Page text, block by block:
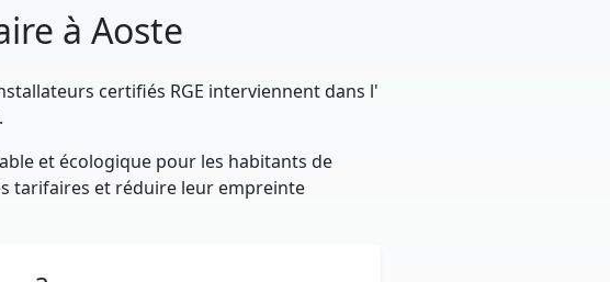
à Aoste
certifiés RGE interviennent dans l'
et écologique pour les habitants de
tarifaires et réduire leur empreinte